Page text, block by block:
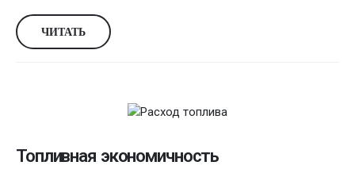
ЧИТАТЬ
Топливная экономичность